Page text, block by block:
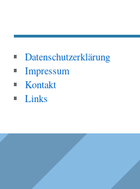
Datenschutzerklärung
Impressum
Kontakt
Links